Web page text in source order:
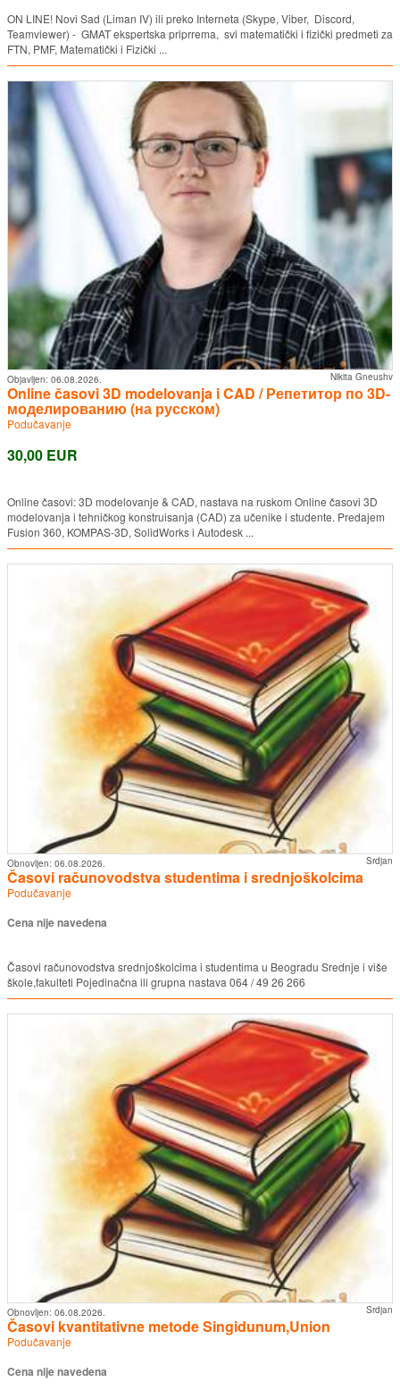
ON LINE! Novi Sad (Liman IV) ili preko Interneta (Skype, Viber, Discord,
Teamviewer) - GMAT ekspertska priprrema, svi matematički i fizički predmeti za
FTN, PMF, Matematički i Fizički ...
Nikita Gneushv
Objavljen: 06.08.2026.
Online časovi 3D modelovanja i CAD / Репетитор по 3D-
моделированию (на русском)
Podučavanje
30,00 EUR
Online časovi: 3D modelovanje & CAD, nastava na ruskom Online časovi 3D
modelovanja i tehničkog konstruisanja (CAD) za učenike i studente. Predajem
Fusion 360, KOMPAS-3D, SolidWorks i Autodesk ...
Srdjan
Obnovljen: 06.08.2026.
Časovi računovodstva studentima i srednjoškolcima
Podučavanje
Cena nije navedena
Časovi računovodstva srednjoškolcima i studentima u Beogradu Srednje i više
škole,fakulteti Pojedinačna ili grupna nastava 064 / 49 26 266
Srdjan
Obnovljen: 06.08.2026.
Časovi kvantitativne metode Singidunum,Union
Podučavanje
Cena nije navedena